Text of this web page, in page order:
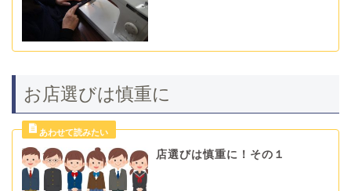
お店選びは慎重に
店選びは慎重に！その１